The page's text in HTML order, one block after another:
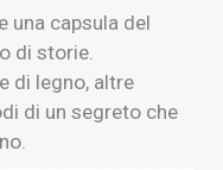
una capsula del
di storie.
di legno, altre
di un segreto che